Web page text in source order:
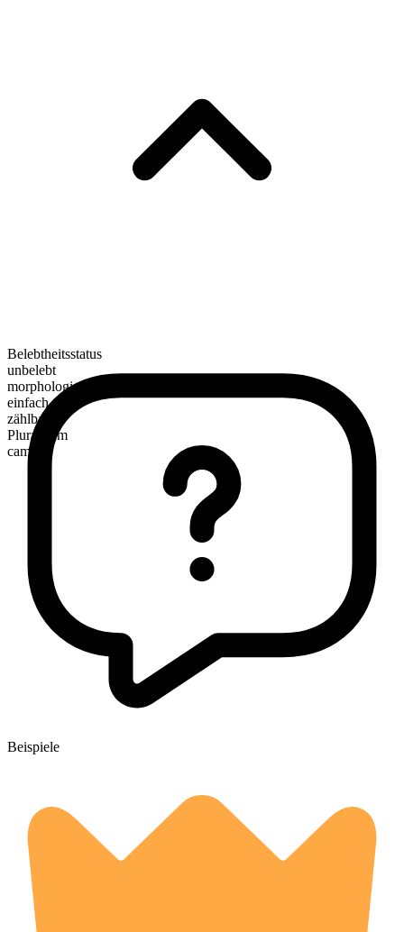
Belebtheitsstatus
unbelebt
morphologische Zusammensetzung
einfach
zählbar
Pluralform
camas
Beispiele